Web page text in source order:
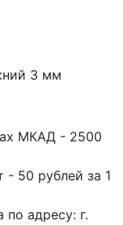
3 мм
МКАД - 2500
- 50 рублей за 1
адресу: г.